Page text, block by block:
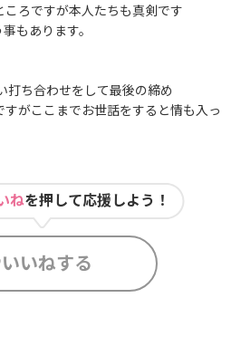
ろですが本人たちも真剣です
もあります。
打ち合わせをして最後の締め
がここまでお世話をすると情も入っ
ねを押して応援しよう！
いいねする